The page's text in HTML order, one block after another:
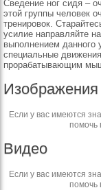
Сведение ног сидя –
этой группы человек
тренировок.
усилие направляйте
выполнением данного
специальные
прорабатывающим
Изображения
Если у вас имеются
помочь
Видео
Если у вас имеются
помочь